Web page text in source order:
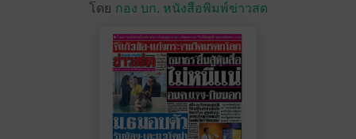
โดย กอง บก. หนังสือพิมพ์ข่าวสด